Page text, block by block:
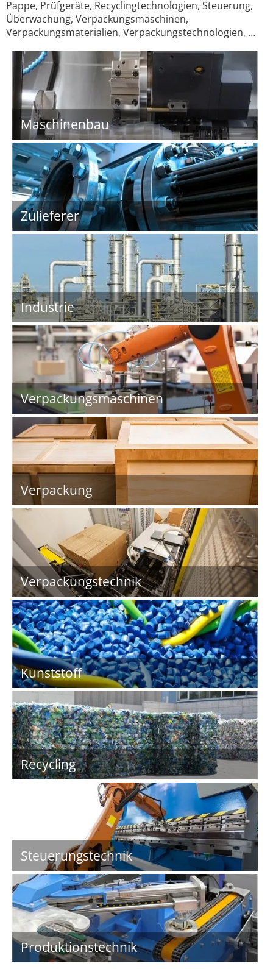
Pappe, Prüfgeräte, Recyclingtechnologien, Steuerung,
Überwachung, Verpackungsmaschinen,
Verpackungsmaterialien, Verpackungstechnologien, …
Maschinenbau
Zulieferer
Industrie
Verpackungsmaschinen
Verpackung
Verpackungstechnik
Kunststoff
Recycling
Steuerungstechnik
Produktionstechnik